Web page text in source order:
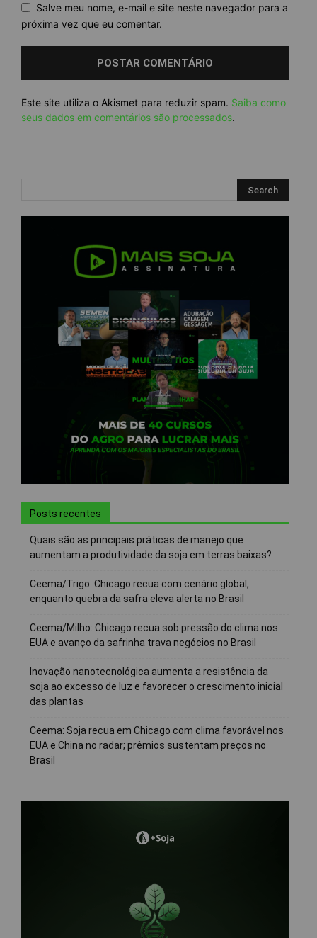
Salve meu nome, e-mail e site neste navegador para a
próxima vez que eu comentar.
Este site utiliza o Akismet para reduzir spam. Saiba como
seus dados em comentários são processados.
Posts recentes
Quais são as principais práticas de manejo que
aumentam a produtividade da soja em terras baixas?
Ceema/Trigo: Chicago recua com cenário global,
enquanto quebra da safra eleva alerta no Brasil
Ceema/Milho: Chicago recua sob pressão do clima nos
EUA e avanço da safrinha trava negócios no Brasil
Inovação nanotecnológica aumenta a resistência da
soja ao excesso de luz e favorecer o crescimento inicial
das plantas
Ceema: Soja recua em Chicago com clima favorável nos
EUA e China no radar; prêmios sustentam preços no
Brasil